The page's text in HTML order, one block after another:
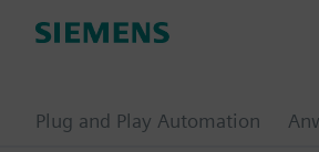
Plug and Play Automation